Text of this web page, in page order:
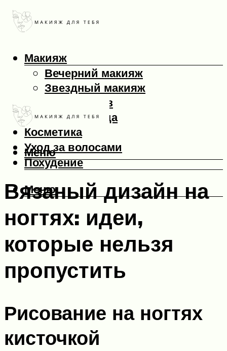
Макияж
Вечерний макияж
Звездный макияж
Макияж глаз
Макияж лица
Косметика
Уход за волосами
Похудение
Меню
Меню
Вязаный дизайн на
ногтях: идеи,
которые нельзя
пропустить
Рисование на ногтях
кисточкой